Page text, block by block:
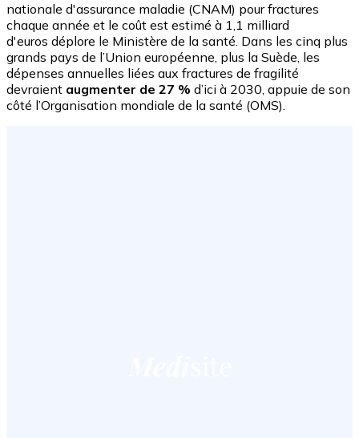
nationale d'assurance maladie (CNAM) pour fractures
chaque année et le coût est estimé à 1,1 milliard
d'euros déplore le Ministère de la santé. Dans les cinq plus
grands pays de l’Union européenne, plus la Suède, les
dépenses annuelles liées aux fractures de fragilité
devraient augmenter de 27 % d’ici à 2030, appuie de son
côté l’Organisation mondiale de la santé (OMS).